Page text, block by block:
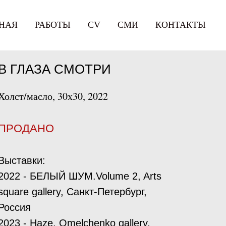
РАБОТЫ СV СМИ КОНТАКТЫ
ГЛАЗА СМОТРИ
масло, 30х30, 2022
- БЕЛЫЙ ШУМ.Volume 2, Arts
gallery, Санкт-Петербург,
- Haze, Omelchenko gallery,